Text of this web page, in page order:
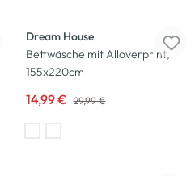
Dream House
Bettwäsche mit Alloverprint,
155x220cm
14,99 € 29,99 €